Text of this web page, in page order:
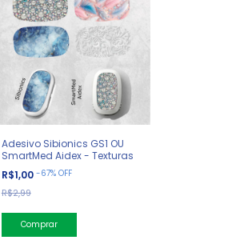
Adesivo Sibionics GS1 OU
SmartMed Aidex - Texturas
R$1,00 -67% OFF
R$2,99